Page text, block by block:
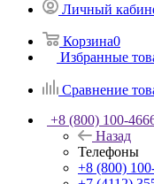
Личный
Корзина0
Избранные
Сравнение
+8 (800) 100-
Назад
Телефоны
+8 (800)